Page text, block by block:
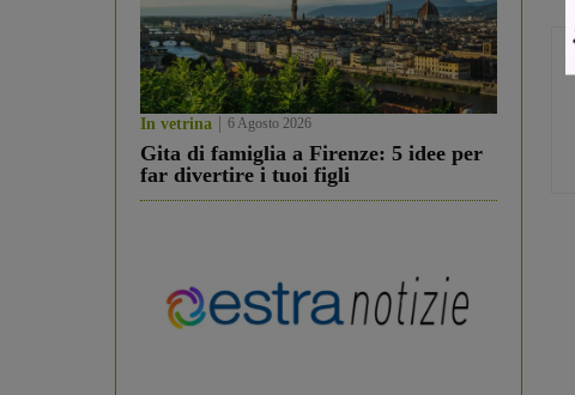
In vetrina 6 Agosto 2026
Gita di famiglia a Firenze: 5 idee per
far divertire i tuoi figli